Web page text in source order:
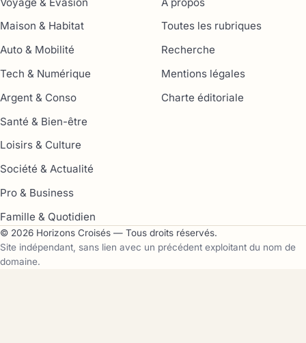
Maison & Habitat
Auto & Mobilité
Tech & Numérique
Argent & Conso
Santé & Bien-être
Loisirs & Culture
Société & Actualité
Pro & Business
Famille & Quotidien
Toutes les rubriques
Recherche
Mentions légales
Charte éditoriale
© 2026 Horizons Croisés — Tous droits réservés.
Site indépendant, sans lien avec un précédent exploitant du nom de
domaine.